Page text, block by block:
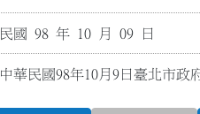
民國 98 年 10 月 09 日
中華民國98年10月9日臺北市政